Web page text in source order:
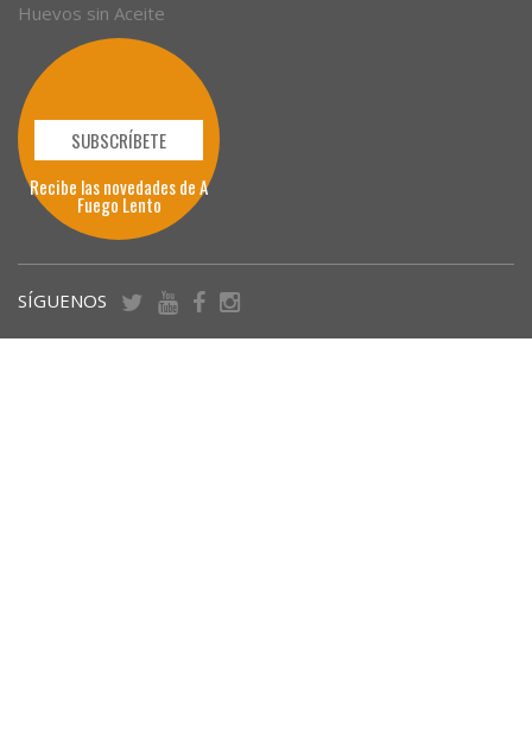
Huevos sin Aceite
SUBSCRÍBETE
Recibe las novedades de A
Fuego Lento
SÍGUENOS